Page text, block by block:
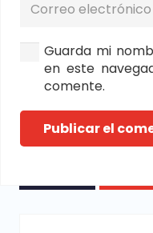
Guarda mi
en este
comente.
Publicar el